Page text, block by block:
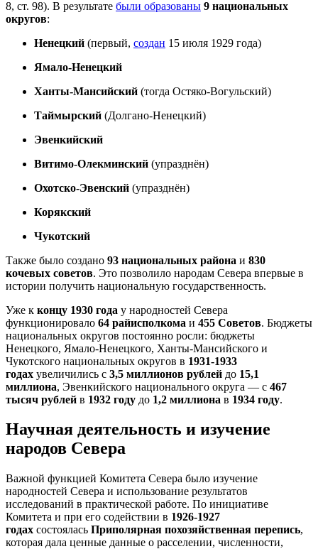
8, ст. 98). В результате были образованы 9 национальных
округов:
Ненецкий (первый, создан 15 июля 1929 года)
Ямало-Ненецкий
Ханты-Мансийский (тогда Остяко-Вогульский)
Таймырский (Долгано-Ненецкий)
Эвенкийский
Витимо-Олекминский (упразднён)
Охотско-Эвенский (упразднён)
Корякский
Чукотский
Также было создано 93 национальных района и 830
кочевых советов. Это позволило народам Севера впервые в
истории получить национальную государственность.
Уже к концу 1930 года у народностей Севера
функционировало 64 райисполкома и 455 Советов. Бюджеты
национальных округов постоянно росли: бюджеты
Ненецкого, Ямало-Ненецкого, Ханты-Мансийского и
Чукотского национальных округов в 1931-1933
годах увеличились с 3,5 миллионов рублей до 15,1
миллиона, Эвенкийского национального округа — с 467
тысяч рублей в 1932 году до 1,2 миллиона в 1934 году.
Научная деятельность и изучение
народов Севера
Важной функцией Комитета Севера было изучение
народностей Севера и использование результатов
исследований в практической работе. По инициативе
Комитета и при его содействии в 1926-1927
годах состоялась Приполярная похозяйственная перепись,
которая дала ценные данные о расселении, численности,